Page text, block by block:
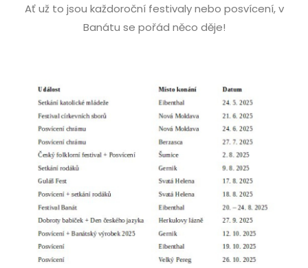
Ať už to jsou každoroční festivaly nebo posvícení, v
Banátu se pořád něco děje!